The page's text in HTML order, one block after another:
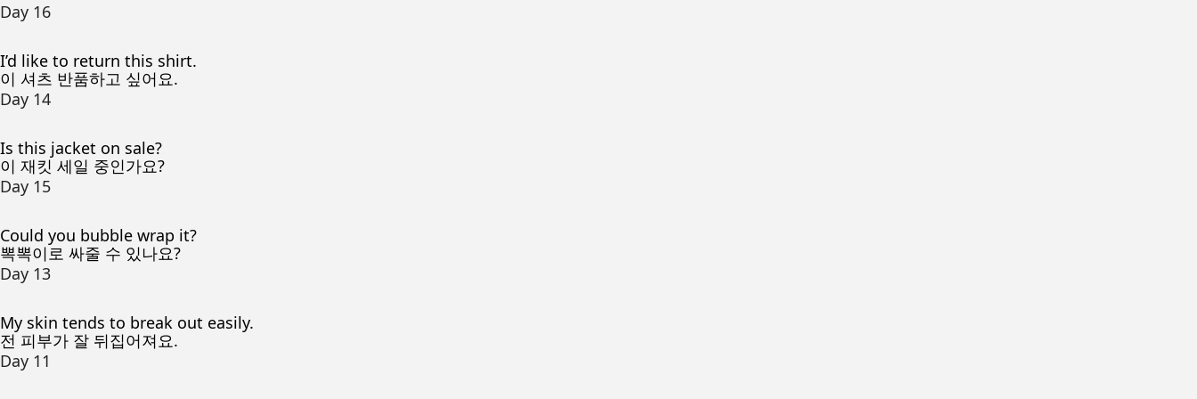
Day 16
I’d like to return this shirt.
이 셔츠 반품하고 싶어요.
Day 14
Is this jacket on sale?
이 재킷 세일 중인가요?
Day 15
Could you bubble wrap it?
뽁뽁이로 싸줄 수 있나요?
Day 13
My skin tends to break out easily.
전 피부가 잘 뒤집어져요.
Day 11